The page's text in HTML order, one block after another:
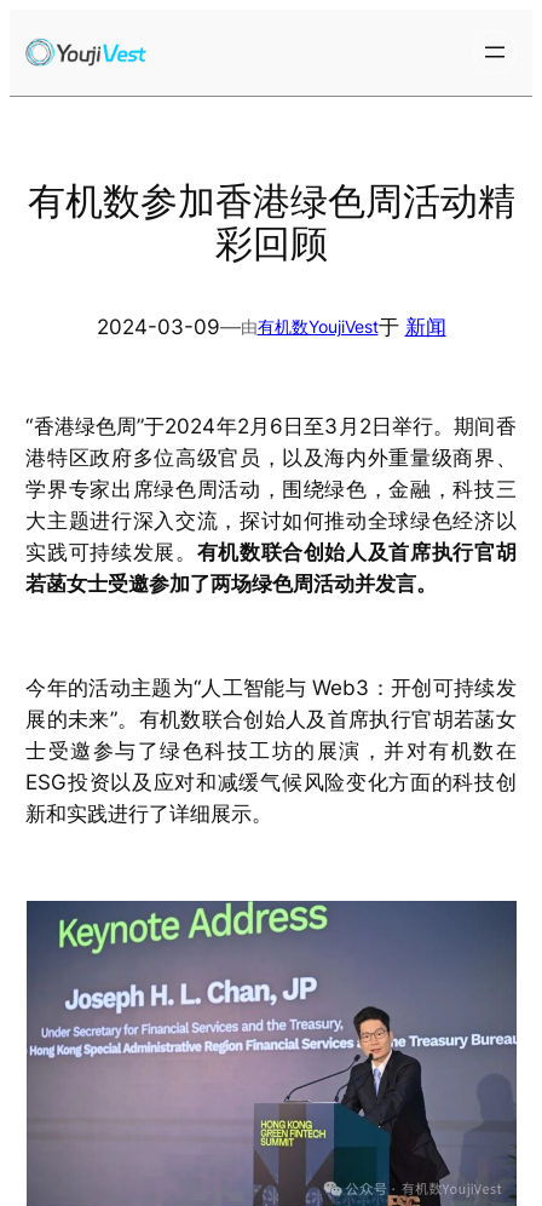
至
有机数参加香港绿色周活动精
彩回顾
2024-03-09—由有机数YoujiVest于 新闻
“香港绿色周”于2024年2月6日至3月2日举行。期间香
港特区政府多位高级官员，以及海内外重量级商界、
学界专家出席绿色周活动，围绕绿色，金融，科技三
大主题进行深入交流，探讨如何推动全球绿色经济以
实践可持续发展。 有机数联合创始人及首席执行官胡
若菡女士受邀参加了两场绿色周活动并发言。
今年的活动主题为“人工智能与 Web3：开创可持续发
展的未来”。有机数联合创始人及首席执行官胡若菡女
士受邀参与了绿色科技工坊的展演，并对有机数在
ESG投资以及应对和减缓气候风险变化方面的科技创
新和实践进行了详细展示。